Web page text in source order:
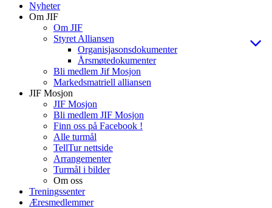
Nyheter
Om JIF
Om JIF
Styret Alliansen
Organisjasonsdokumenter
Årsmøtedokumenter
Bli medlem Jif Mosjon
Markedsmatriell alliansen
JIF Mosjon
JIF Mosjon
Bli medlem JIF Mosjon
Finn oss på Facebook !
Alle turmål
TellTur nettside
Arrangementer
Turmål i bilder
Om oss
Treningssenter
Æresmedlemmer